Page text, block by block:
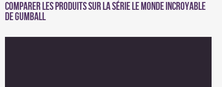
Comparer les produits sur la série Le Monde incroyable
de Gumball